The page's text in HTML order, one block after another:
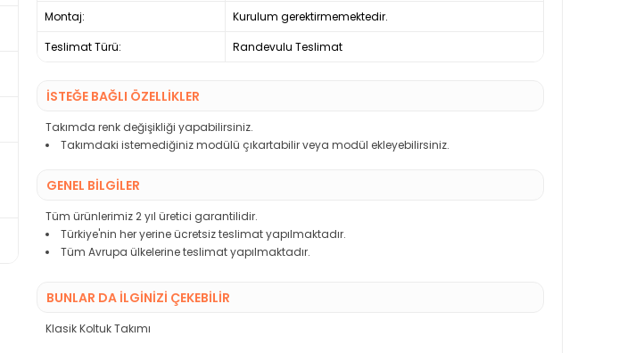
Montaj:
Kurulum gerektirmemektedir.
Teslimat Türü:
Randevulu Teslimat
İSTEĞE BAĞLI ÖZELLİKLER
Takımda renk değişikliği yapabilirsiniz.
Takımdaki istemediğiniz modülü çıkartabilir veya modül ekleyebilirsiniz.
GENEL BİLGİLER
Tüm ürünlerimiz 2 yıl üretici garantilidir.
Türkiye'nin her yerine ücretsiz teslimat yapılmaktadır.
Tüm Avrupa ülkelerine teslimat yapılmaktadır.
BUNLAR DA İLGINIZI ÇEKEBILIR
Klasik Koltuk Takımı